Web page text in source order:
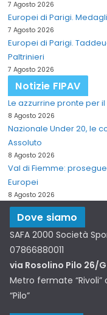
7 Agosto 2026
Europei di Parigi.
7 Agosto 2026
Europei di Parigi.
Paltrinieri
7 Agosto 2026
Notizie FIPAV
Le azzurrine pronte per
8 Agosto 2026
Nazionale Under 20, le
Assoluto
8 Agosto 2026
Val di Fiemme:
Europei
8 Agosto 2026
Dove siamo
SAFA 2000 Società
07866880011
via Rosolino Pilo 26/G
Metro fermate “Rivoli”
“Pilo”